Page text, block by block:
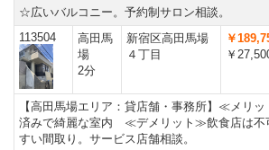
☆広いバルコニー。予約制サロン相談。
113504
高田馬
場
2分
新宿区高田馬場
４丁目
￥
￥
【高田馬場エリア：貸店舗・事務所】≪メリ
済みで綺麗な室内 ≪デメリット≫飲食店は
すい間取り。サービス店舗相談。